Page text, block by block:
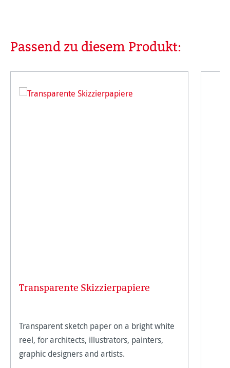
Produktgalerie überspringen
Passend zu diesem Produkt:
Transparente Skizzierpapiere
Transparent sketch paper on a bright white
reel, for architects, illustrators, painters,
graphic designers and artists.